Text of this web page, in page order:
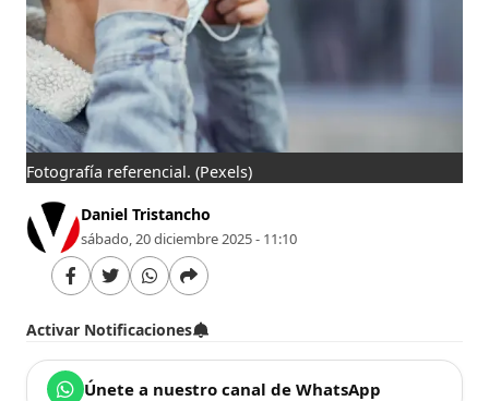
Fotografía referencial. (Pexels)
Daniel Tristancho
sábado, 20 diciembre 2025 - 11:10
Activar Notificaciones
Únete a nuestro canal de WhatsApp